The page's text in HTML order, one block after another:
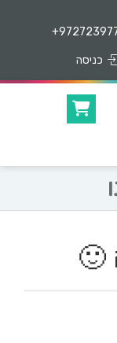
כניסה
🙂